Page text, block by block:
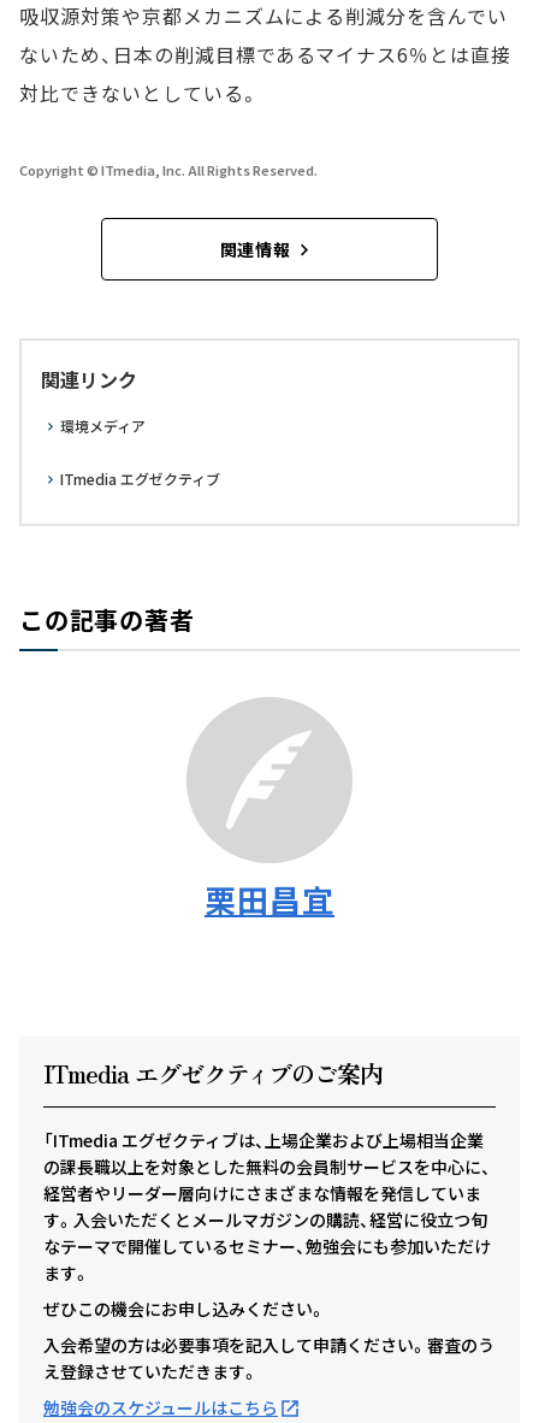
吸収源対策や京都メカニズムによる削減分を含んでい
ないため、日本の削減目標であるマイナス6％とは直接
対比できないとしている。
Copyright © ITmedia, Inc. All Rights Reserved.
関連情報
関連リンク
環境メディア
ITmedia エグゼクティブ
この記事の著者
栗田昌宜
ITmedia エグゼクティ ブのご案内
「ITmedia エグゼクティブは、上場企業および上場相当企業
の課長職以上を対象とした無料の会員制サービスを中心に、
経営者やリーダー層向けにさまざまな情報を発信していま
す。入会いただくとメールマガジンの購読、経営に役立つ旬
なテーマで開催しているセミナー、勉強会にも参加いただけ
ます。
ぜひこの機会にお申し込みください。
入会希望の方は必要事項を記入して申請ください。審査のう
え登録させていただきます。
勉強会のスケジュールはこちら